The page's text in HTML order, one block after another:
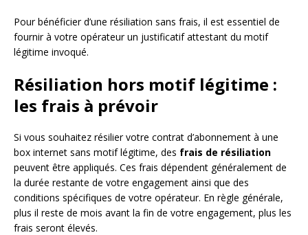
Pour bénéficier d’une résiliation sans frais, il est essentiel de
fournir à votre opérateur un justificatif attestant du motif
légitime invoqué.
Résiliation hors motif légitime :
les frais à prévoir
Si vous souhaitez résilier votre contrat d’abonnement à une
box internet sans motif légitime, des frais de résiliation
peuvent être appliqués. Ces frais dépendent généralement de
la durée restante de votre engagement ainsi que des
conditions spécifiques de votre opérateur. En règle générale,
plus il reste de mois avant la fin de votre engagement, plus les
frais seront élevés.